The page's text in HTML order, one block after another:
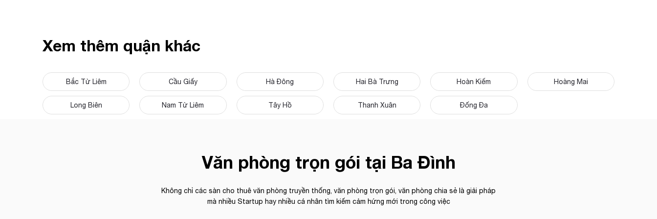
Xem thêm quận khác
Bắc Từ Liêm Cầu Giấy Hà Đông Hai Bà Trưng Hoàn Kiếm Hoàng Mai
Long Biên Nam Từ Liêm Tây Hồ Thanh Xuân Đống Đa
Văn phòng trọn gói tại Ba Đình
Không chỉ các sàn cho thuê văn phòng truyền thống, văn phòng trọn gói, văn phòng chia sẻ là giải pháp
mà nhiều Startup hay nhiều cá nhân tìm kiếm cảm hứng mới trong công việc